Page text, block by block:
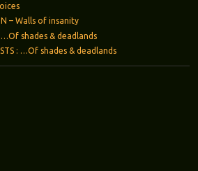
– Walls of insanity
…Of shades & deadlands
: …Of shades & deadlands